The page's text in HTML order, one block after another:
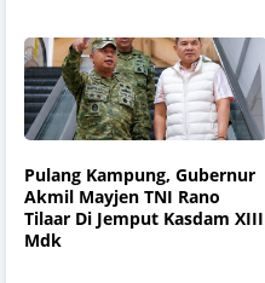
Pulang Kampung, Gubernur
Akmil Mayjen TNI Rano
Tilaar Di Jemput Kasdam XIII
Mdk